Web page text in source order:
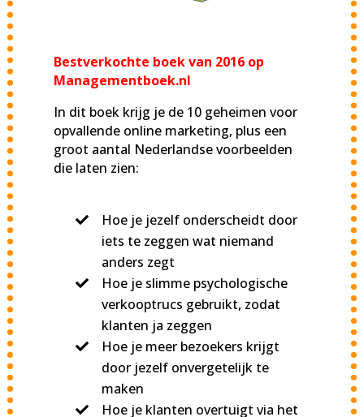
Bestverkochte boek van 2016 op
Managementboek.nl
In dit boek krijg je de 10 geheimen voor
opvallende online marketing, plus een
groot aantal Nederlandse voorbeelden
die laten zien:
Hoe je jezelf onderscheidt door
iets te zeggen wat niemand
anders zegt
Hoe je slimme psychologische
verkooptrucs gebruikt, zodat
klanten ja zeggen
Hoe je meer bezoekers krijgt
door jezelf onvergetelijk te
maken
Hoe je klanten overtuigt via het